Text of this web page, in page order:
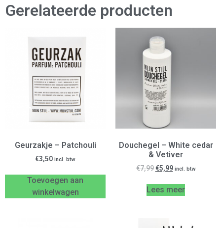
Gerelateerde producten
Geurzakje – Patchouli
€3,50 incl. btw
Toevoegen aan
winkelwagen
Douchegel – White cedar
& Vetiver
€7,99 €5,99 incl. btw
Lees meer